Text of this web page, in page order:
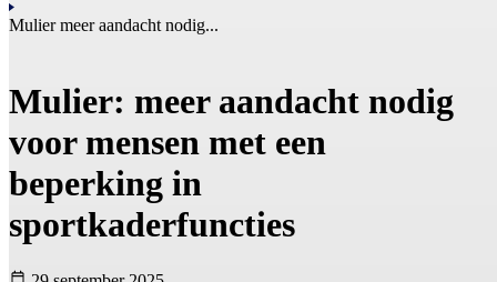
Mulier meer aandacht nodig...
Mulier: meer aandacht nodig
voor mensen met een
beperking in
sportkaderfuncties